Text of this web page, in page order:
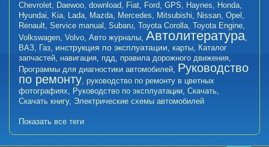
Chevrolet, Daewoo, download, Fiat, Ford, GPS, Haynes, Honda,
Hyundai, Kia, Lada, Mazda, Mercedes, Mitsubishi, Nissan, Opel ,
Renault, Service manual , Subaru, Toyota Corolla, Toyota Engine,
Volkswagen, Volvo, Авто журналы, Автолитература,
ВАЗ, Газ, инструкция по эксплуатации, карты, Каталог
запчастей, навигация, пдд, правила дорожного движения,
Программы для диагностики автомобилей, Руководство
по ремонту, руководство по ремонту в цветных
фотографиях, Руководство по эксплуатации, Скачать,
Скачать книгу, Электрические схемы автомобилей
Показать все теги